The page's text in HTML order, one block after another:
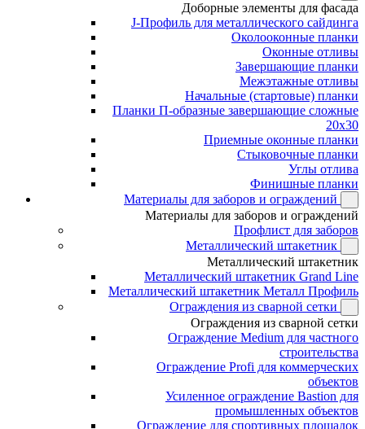
Доборные элементы для фасада
J-Профиль для металлического сайдинга
Околооконные планки
Оконные отливы
Завершающие планки
Межэтажные отливы
Начальные (стартовые) планки
Планки П-образные завершающие сложные
20x30
Приемные оконные планки
Стыковочные планки
Углы отлива
Финишные планки
Материалы для заборов и ограждений
Материалы для заборов и ограждений
Профлист для заборов
Металлический штакетник
Металлический штакетник
Металлический штакетник Grand Line
Металлический штакетник Металл Профиль
Ограждения из сварной сетки
Ограждения из сварной сетки
Ограждение Medium для частного
строительства
Ограждение Profi для коммерческих
объектов
Усиленное ограждение Bastion для
промышленных объектов
Ограждение для спортивных площадок